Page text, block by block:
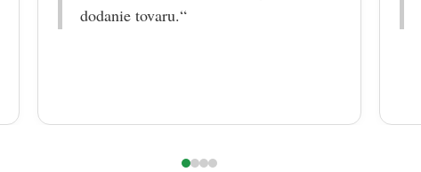
dodanie tovaru.“